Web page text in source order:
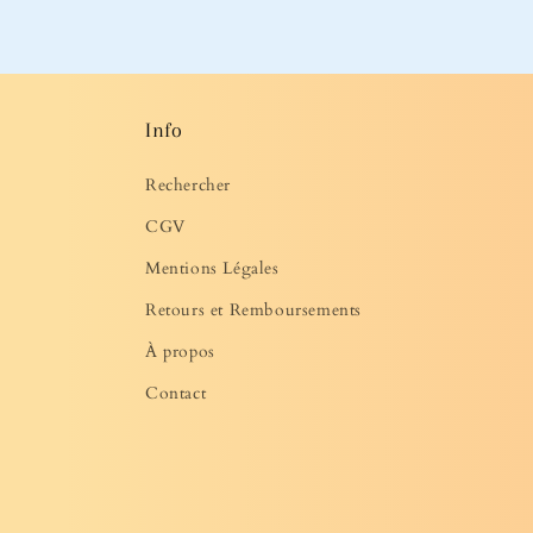
Info
Rechercher
CGV
Mentions Légales
Retours et Remboursements
À propos
Contact